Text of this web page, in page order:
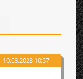
10.08.2023 10:57